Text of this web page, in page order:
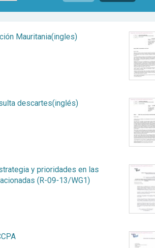
Mauritania(ingles)
descartes(inglés)
y prioridades en las
(R-09-13/WG1)